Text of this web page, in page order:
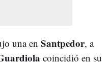
una en Santpedor, a
coincidió en su